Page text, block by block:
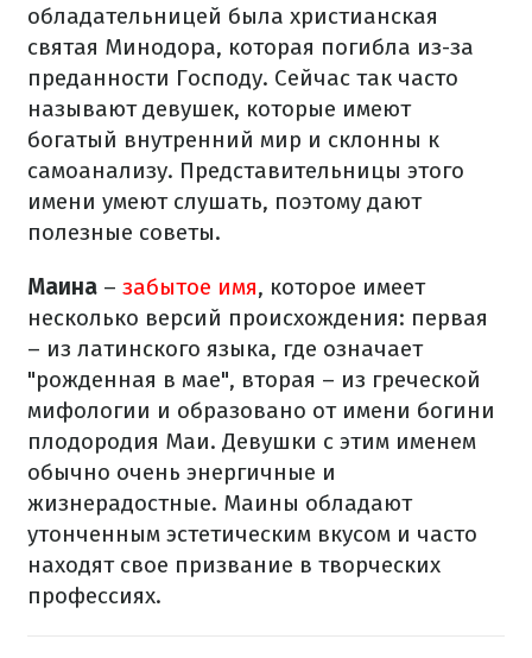
обладательницей была христианская
святая Минодора, которая погибла из-за
преданности Господу. Сейчас так часто
называют девушек, которые имеют
богатый внутренний мир и склонны к
самоанализу. Представительницы этого
имени умеют слушать, поэтому дают
полезные советы.
Маина – забытое имя, которое имеет
несколько версий происхождения: первая
– из латинского языка, где означает
"рожденная в мае", вторая – из греческой
мифологии и образовано от имени богини
плодородия Маи. Девушки с этим именем
обычно очень энергичные и
жизнерадостные. Маины обладают
утонченным эстетическим вкусом и часто
находят свое призвание в творческих
профессиях.